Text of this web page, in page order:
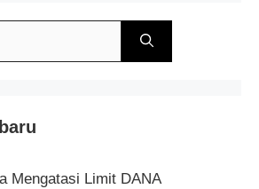
Mengatasi Limit DANA